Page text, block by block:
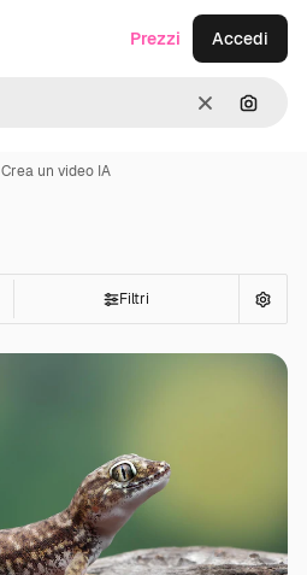
CancellaCerca
Prezzi Accedi
Crea un video IA
Filtri